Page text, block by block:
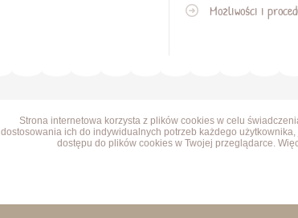
Możliwości i
Strona internetowa korzysta z plików cookies w celu
dostosowania ich do indywidualnych potrzeb każdego
dostępu do plików cookies w Twojej przeglądarce.